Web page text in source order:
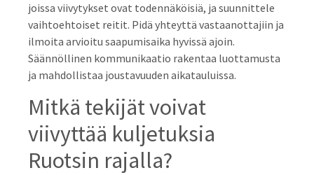
joissa viivytykset ovat todennäköisiä, ja suunnittele
vaihtoehtoiset reitit. Pidä yhteyttä vastaanottajiin ja
ilmoita arvioitu saapumisaika hyvissä ajoin.
Säännöllinen kommunikaatio rakentaa luottamusta
ja mahdollistaa joustavuuden aikatauluissa.
Mitkä tekijät voivat
viivyttää kuljetuksia
Ruotsin rajalla?